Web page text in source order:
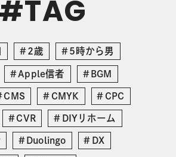
#TAG
2歳 5時から男
Apple信者 BGM
CMS CMYK CPC
CVR DIYリホーム
Duolingo DX